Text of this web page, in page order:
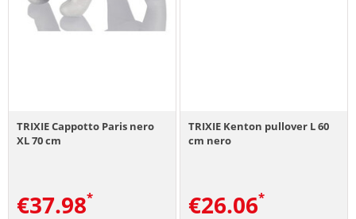
TRIXIE Cappotto Paris nero
XL 70 cm
€37.98
TRIXIE Kenton pullover L 60
cm nero
€26.06